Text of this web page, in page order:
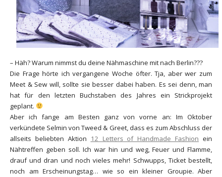
– Häh? Warum nimmst du deine Nähmaschine mit nach Berlin???
Die Frage hörte ich vergangene Woche öfter. Tja, aber wer zum
Meet & Sew will, sollte sie besser dabei haben. Es sei denn, man
hat für den letzten Buchstaben des Jahres ein Strickprojekt
geplant.
Aber ich fange am Besten ganz von vorne an: Im Oktober
verkündete Selmin von Tweed & Greet, dass es zum Abschluss der
allseits beliebten Aktion
12 Letters of Handmade Fashion ein
Nähtreffen geben soll. Ich war hin und weg, Feuer und Flamme,
drauf und dran und noch vieles mehr! Schwupps, Ticket bestellt,
noch am Erscheinungstag… wie so ein kleiner Groupie. Aber